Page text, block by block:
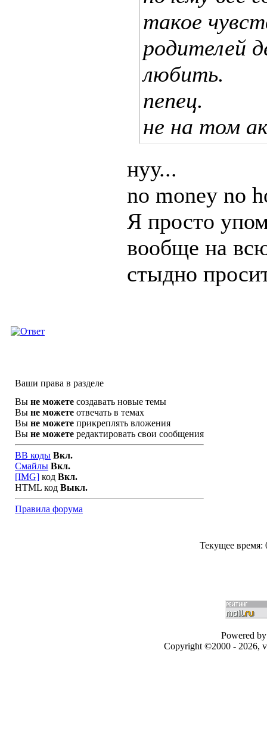
такое
родителей
любить.
пепец.
не на том
нуу...
no money no
Я просто
вообще на
стыдно
Ваши права в разделе
Вы не можете создавать новые темы
Вы не можете отвечать в темах
Вы не можете прикреплять вложения
Вы не можете редактировать свои сообщения
BB коды Вкл.
Смайлы Вкл.
[IMG] код Вкл.
HTML код Выкл.
Правила форума
Текущее время:
Powered
Copyright ©2000 - 2026,